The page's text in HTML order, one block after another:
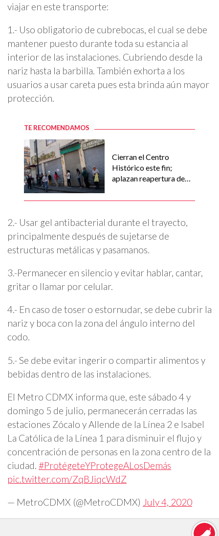
viajar en este transporte:
1.- Uso obligatorio de cubrebocas, el cual se debe
mantener puesto durante toda su estancia al
interior de las instalaciones. Cubriendo desde la
nariz hasta la barbilla. También exhorta a los
usuarios a usar careta pues esta brinda aún mayor
protección.
TE RECOMENDAMOS
Cierran el Centro
Histórico este fin;
aplazan reapertura de
2.- Usar gel antibacterial durante el trayecto,
principalmente después de sujetarse de
estructuras metálicas y pasamanos.
3.-Permanecer en silencio y evitar hablar, cantar,
gritar o llamar por celular.
4.- En caso de toser o estornudar, se debe cubrir la
nariz y boca con la zona del ángulo interno del
codo.
5.- Se debe evitar ingerir o compartir alimentos y
bebidas dentro de las instalaciones.
El Metro CDMX informa que, este sábado 4 y
domingo 5 de julio, permanecerán cerradas las
estaciones Zócalo y Allende de la Línea 2 e Isabel
La Católica de la Línea 1 para disminuir el flujo y
concentración de personas en la zona centro de la
ciudad. #ProtégeteYProtegeALosDemás
pic.twitter.com/ZqBJiqcWdZ
— MetroCDMX (@MetroCDMX) July 4, 2020